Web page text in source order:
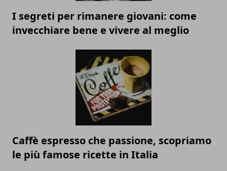
I segreti per rimanere giovani: come
invecchiare bene e vivere al meglio
Caffè espresso che passione, scopriamo
le più famose ricette in Italia